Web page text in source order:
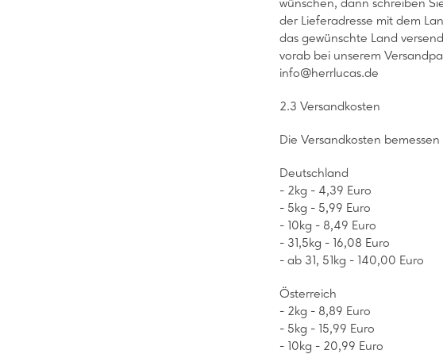
wünschen, dann schreiben
der Lieferadresse mit dem
das gewünschte Land
vorab bei unserem
info@herrlucas.de
2.3 Versandkosten
Die Versandkosten
Deutschland
- 2kg - 4,39 Euro
- 5kg - 5,99 Euro
- 10kg - 8,49 Euro
- 31,5kg - 16,08 Euro
- ab 31, 51kg - 140,00 Euro
Österreich
- 2kg - 8,89 Euro
- 5kg - 15,99 Euro
- 10kg - 20,99 Euro